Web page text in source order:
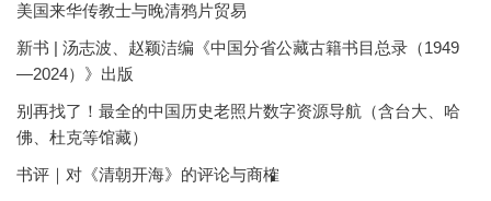
美国来华传教士与晚清鸦片贸易
新书 | 汤志波、赵颖洁编《中国分省公藏古籍书目总录（1949
—2024）》出版
别再找了！最全的中国历史老照片数字资源导航（含台大、哈
佛、杜克等馆藏）
书评｜对《清朝开海》的评论与商榷